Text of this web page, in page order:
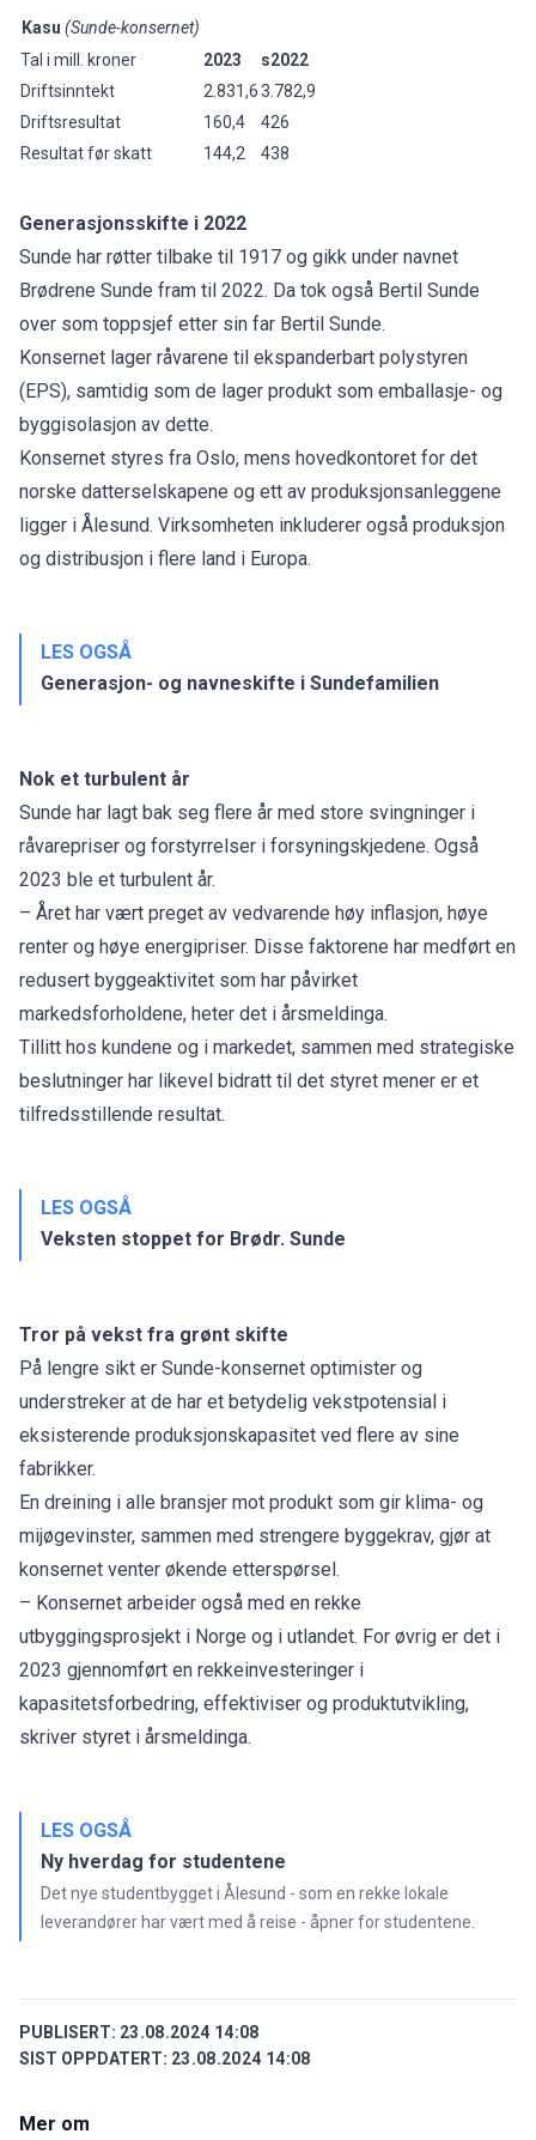
Kasu (Sunde-konsernet)
Tal i mill. kroner
2023
s2022
Driftsinntekt
2.831,63.782,9
Driftsresultat
160,4
426
Resultat før skatt
144,2 438
Generasjonsskifte i 2022
Sunde har røtter tilbake til 1917 og gikk under navnet
Brødrene Sunde fram til 2022. Da tok også Bertil Sunde
over som toppsjef etter sin far Bertil Sunde.
Konsernet lager råvarene til ekspanderbart polystyren
(EPS), samtidig som de lager produkt som emballasje- og
byggisolasjon av dette.
Konsernet styres fra Oslo, mens hovedkontoret for det
norske datterselskapene og ett av produksjonsanleggene
ligger i Ålesund. Virksomheten inkluderer også produksjon
og distribusjon i flere land i Europa.
LES OGSÅ
Generasjon- og navneskifte i Sundefamilien
Nok et turbulent år
Sunde har lagt bak seg flere år med store svingninger i
råvarepriser og forstyrrelser i forsyningskjedene. Også
2023 ble et turbulent år.
– Året har vært preget av vedvarende høy inflasjon, høye
renter og høye energipriser. Disse faktorene har medført en
redusert byggeaktivitet som har påvirket
markedsforholdene, heter det i årsmeldinga.
Tillitt hos kundene og i markedet, sammen med strategiske
beslutninger har likevel bidratt til det styret mener er et
tilfredsstillende resultat.
LES OGSÅ
Veksten stoppet for Brødr. Sunde
Tror på vekst fra grønt skifte
På lengre sikt er Sunde-konsernet optimister og
understreker at de har et betydelig vekstpotensial i
eksisterende produksjonskapasitet ved flere av sine
fabrikker.
En dreining i alle bransjer mot produkt som gir klima- og
mijøgevinster, sammen med strengere byggekrav, gjør at
konsernet venter økende etterspørsel.
– Konsernet arbeider også med en rekke
utbyggingsprosjekt i Norge og i utlandet. For øvrig er det i
2023 gjennomført en rekkeinvesteringer i
kapasitetsforbedring, effektiviser og produktutvikling,
skriver styret i årsmeldinga.
LES OGSÅ
Ny hverdag for studentene
Det nye studentbygget i Ålesund - som en rekke lokale
leverandører har vært med å reise - åpner for studentene.
PUBLISERT: 23.08.2024 14:08
SIST OPPDATERT: 23.08.2024 14:08
Mer om